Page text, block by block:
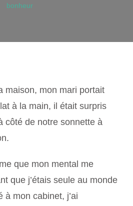
bonheur
maison, mon mari portait
à la main, il était surpris
côté de notre sonnette à
que mon mental me
que j’étais seule au monde
à mon cabinet, j’ai